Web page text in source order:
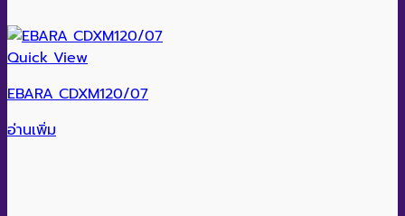
Quick View
EBARA CDXM120/07
อ่านเพิ่ม